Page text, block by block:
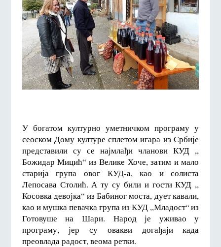
У богатом културно уметничком програму у
сеоском Дому културе сплетом игара из Србије
представили су се најмлађи чланови КУД ,,
Божидар Мицић“ из Велике Хоче, затим и мало
старија група овог КУД-а, као и солиста
Лепосава Столић. А ту су били и гости КУД ,,
Косовка девојка“ из Бабиног моста, дует кавали,
као и мушка певачка група из КУД ,,Младост“ из
Готовуше на Шари. Народ је уживао у
програму, јер су овакви догађаји када
преовлада радост, веома ретки.